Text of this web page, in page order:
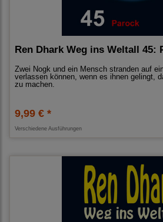
Ren Dhark Weg ins Weltall 45:
Zwei Nogk und ein Mensch stranden auf
verlassen können, wenn es ihnen gelingt,
zu machen.
9,99 € *
Verschiedene Ausführungen